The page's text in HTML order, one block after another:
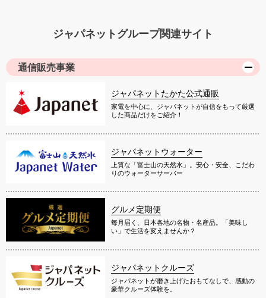
ジャパネットグループ関連サイト
通信販売事業
ジャパネットたかた公式通販
家電を中心に、ジャパネットが自信をもって厳選
した商品だけをご紹介！
ジャパネットウォーター
上質な「富士山の天然水」。安心・安全、こだわ
りのウォーターサーバー
グルメ定期便
毎月届く、日本各地の名物・名産品。「美味し
い」で生活を変えませんか？
ジャパネットクルーズ
ジャパネットが磨き上げたおもてなしで、感動の
豪華クルーズ体験を。